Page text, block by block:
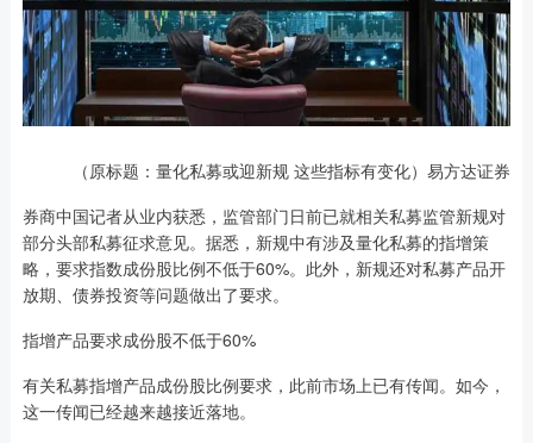
（原标题：量化私募或迎新规 这些指标有变化）易方达证券
券商中国记者从业内获悉，监管部门日前已就相关私募监管新规对
部分头部私募征求意见。据悉，新规中有涉及量化私募的指增策
略，要求指数成份股比例不低于60%。此外，新规还对私募产品开
放期、债券投资等问题做出了要求。
指增产品要求成份股不低于60%
有关私募指增产品成份股比例要求，此前市场上已有传闻。如今，
这一传闻已经越来越接近落地。